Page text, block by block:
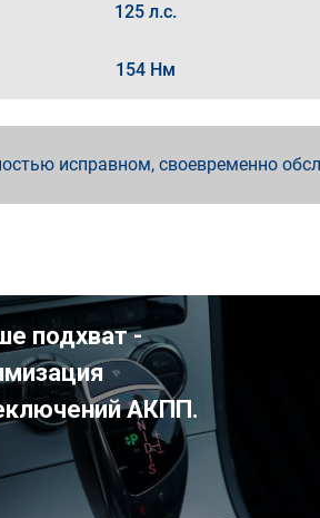
125 л.с.
154 Нм
исправном, своевременно
подхват -
АКПП.